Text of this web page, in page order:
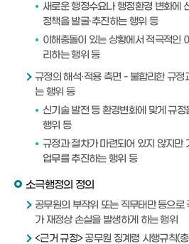
새로운 행정수요나 행정환경 변화에
정책을 발굴·추진하는 행위 등
이해충돌이 있는 상황에서 적극적인
리하는 행위 등
규정의 해석·적용 측면 - 불합리한 규
는 행위 등
신기술 발전 등 환경변화에 맞게 규
행위 등
규정과 절차가 마련되어 있지 않지만
업무를 추진하는 행위 등
소극행정의 정의
공무원의 부작위 또는 직무태만 등으로
가 재정상 손실을 발생하게 하는 행위
<근거 규정>공무원 징계령 시행규칙(